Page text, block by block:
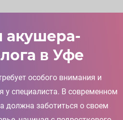
акушера-
в Уфе
особого внимания и
у специалиста. В современном
заботиться о своем